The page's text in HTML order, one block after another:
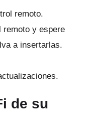
remoto.
remoto y espere
a insertarlas.
de su